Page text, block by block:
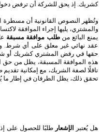
كشريك. إذ يحق للشركة أن ترفض
وتُظهر النصوص القانونية أن مسطرة
والمشتري، يليها إجراء الموافقة
يمنع البائع منطلب موافقة مسبقة
عقد نهائي غير معلق على أي شرط.
حقها في رفض المشتري كشريك أو
هذه الموافقة المسبقة، يظل من حق
ناقلًا لصفة الشريك، مع إمكانية
تحقق ذلك، يظل الطرفان في إطار ما
هل يُعتبر الإشعار طلبًا للحصول على